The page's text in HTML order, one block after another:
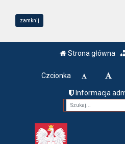
zamknij
Strona główna
Czcionka
Informacja
Fraza